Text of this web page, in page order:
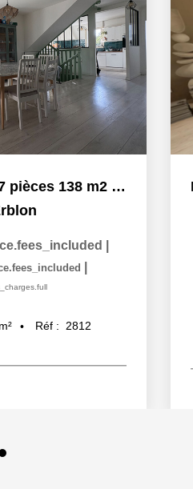
Maison Saint-Erblon 7 pièces 138 m2 - Rennes Métropole -...
m² Réf : 2812